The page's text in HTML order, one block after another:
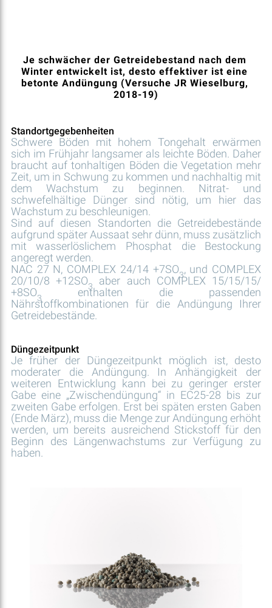
Je schwächer der Getreidebestand nach dem
Winter entwickelt ist, desto effektiver ist eine
betonte Andüngung (Versuche JR Wieselburg,
2018-19)
Standortgegebenheiten
Schwere Böden mit hohem Tongehalt erwärmen
sich im Frühjahr langsamer als leichte Böden. Daher
braucht auf tonhaltigen Böden die Vegetation mehr
Zeit, um in Schwung zu kommen und nachhaltig mit
dem Wachstum zu beginnen. Nitrat- und
schwefelhältige Dünger sind nötig, um hier das
Wachstum zu beschleunigen.
Sind auf diesen Standorten die Getreidebestände
aufgrund später Aussaat sehr dünn, muss zusätzlich
mit wasserlöslichem Phosphat die Bestockung
angeregt werden.
NAC 27 N, COMPLEX 24/14 +7SO3, und COMPLEX
20/10/8 +12SO3
aber auch COMPLEX 15/15/15/
+8SO3
enthalten die passenden
Nährstoffkombinationen für die Andüngung Ihrer
Getreidebestände.
Düngezeitpunkt
Je früher der Düngezeitpunkt möglich ist, desto
moderater die Andüngung. In Anhängigkeit der
weiteren Entwicklung kann bei zu geringer erster
Gabe eine „Zwischendüngung“ in EC25-28 bis zur
zweiten Gabe erfolgen. Erst bei späten ersten Gaben
(Ende März), muss die Menge zur Andüngung erhöht
werden, um bereits ausreichend Stickstoff für den
Beginn des Längenwachstums zur Verfügung zu
haben.